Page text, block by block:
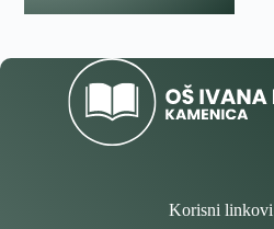
Korisni linkovi